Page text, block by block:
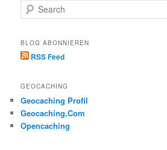
e
r
c
h
BLOG ABONNIEREN
RSS Feed
GEOCACHING
Geocaching Profil
Geocaching.Com
Opencaching